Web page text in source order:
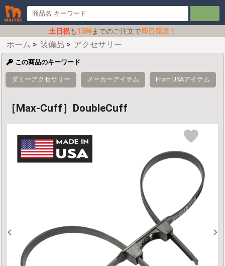
土日祝も15時までのご注文で即日発送！
ホーム > 装備品 > アクセサリー
この商品のキーワード
ダミーアクセサリー メーカーアイテム From USAアイテム
［Max-Cuff］DoubleCuff